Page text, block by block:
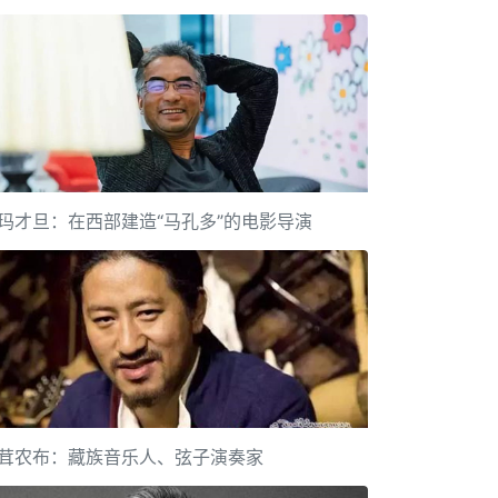
才旦：在西部建造“马孔多”的电影导演
农布：藏族音乐人、弦子演奏家